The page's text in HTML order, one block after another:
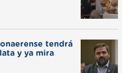
tendrá
y ya mira